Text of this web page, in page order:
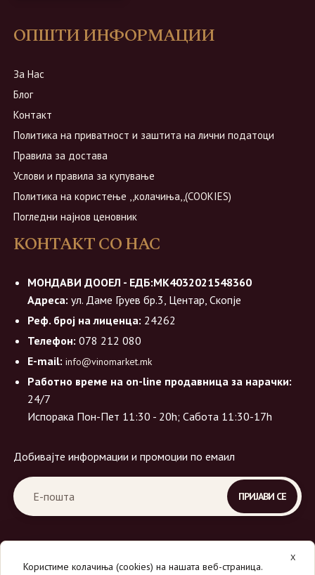
ОПШТИ ИНФОРМАЦИИ
За Нас
Блог
Контакт
Политика на приватност и заштита на лични податоци
Правила за достава
Услови и правила за купување
Политика на користење ,,колачиња,,(COOKIES)
Погледни најнов ценовник
КОНТАКТ СО НАС
МОНДАВИ ДООЕЛ - ЕДБ:МК4032021548360
Адреса: ул. Даме Груев бр.3, Центар, Скопје
Реф. број на лиценца: 24262
Телефон: 078 212 080
E-mail: info@vinomarket.mk
Работно време на on-line продавница за нарачки:
24/7
Испорака Пон-Пет 11:30 - 20h; Сабота 11:30-17h
Добивајте информации и промоции по емаил
X
Користиме колачиња (cookies) на нашата веб-страница.